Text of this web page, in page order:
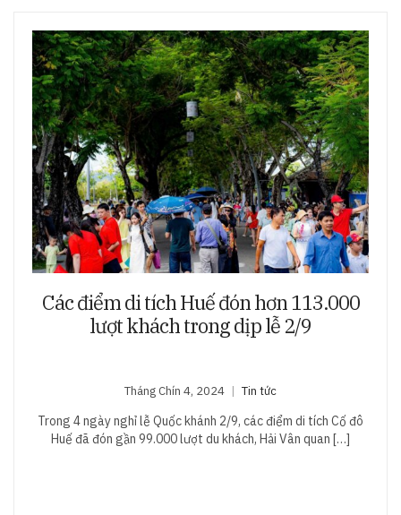
Các điểm di tích Huế đón hơn 113.000
lượt khách trong dịp lễ 2/9
Tháng Chín 4, 2024 Tin tức
Trong 4 ngày nghỉ lễ Quốc khánh 2/9, các điểm di tích Cố đô
Huế đã đón gần 99.000 lượt du khách, Hải Vân quan […]